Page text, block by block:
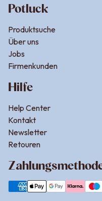
Potluck
Produktsuche
Über uns
Jobs
Firmenkunden
Hilfe
Help Center
Kontakt
Newsletter
Retouren